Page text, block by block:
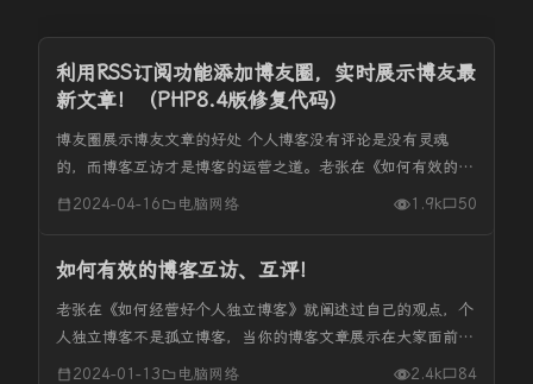
利用RSS订阅功能添加博友圈，实时展示博友最
新文章！（PHP8.4版修复代码）
博友圈展示博友文章的好处 个人博客没有评论是没有灵魂
的，而博客互访才是博客的运营之道。老张在《如何有效的博
客互访、互评！》等众多文章里都提到博客互访的重要性。在
2024-04-16 电脑网络 1.9k 50
如何有效的博客互访、互评！
老张在《如何经营好个人独立博客》就阐述过自己的观点，个
人独立博客不是孤立博客，当你的博客文章展示在大家面前的
时候，更想的就是想和博友们交流交流自己所写的观点，这个
2024-01-13 电脑网络 2.4k 84